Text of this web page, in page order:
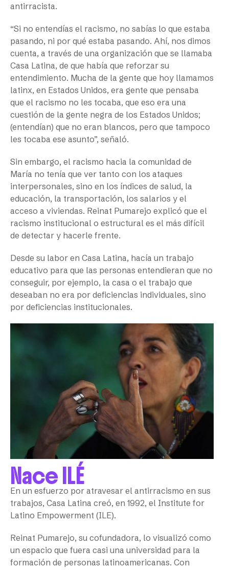
antirracista.
“Si no entendías el racismo, no sabías lo que estaba
pasando, ni por qué estaba pasando. Ahí, nos dimos
cuenta, a través de una organización que se llamaba
Casa Latina, de que había que reforzar su
entendimiento. Mucha de la gente que hoy llamamos
latinx, en Estados Unidos, era gente que pensaba
que el racismo no les tocaba, que eso era una
cuestión de la gente negra de los Estados Unidos;
(entendían) que no eran blancos, pero que tampoco
les tocaba ese asunto”, señaló.
Sin embargo, el racismo hacia la comunidad de
María no tenía que ver tanto con los ataques
interpersonales, sino en los índices de salud, la
educación, la transportación, los salarios y el
acceso a viviendas. Reinat Pumarejo explicó que el
racismo institucional o estructural es el más difícil
de detectar y hacerle frente.
Desde su labor en Casa Latina, hacía un trabajo
educativo para que las personas entendieran que no
conseguir, por ejemplo, la casa o el trabajo que
deseaban no era por deficiencias individuales, sino
por deficiencias institucionales.
Nace ILÉ
En un esfuerzo por atravesar el antirracismo en sus
trabajos, Casa Latina creó, en 1992, el Institute for
Latino Empowerment (ILE).
Reinat Pumarejo, su cofundadora, lo visualizó como
un espacio que fuera casi una universidad para la
formación de personas latinoamericanas. Con